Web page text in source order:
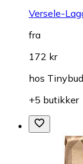
Versele-
fra
172 kr
hos
+5 butikker